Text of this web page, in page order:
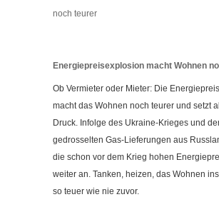
Verkauf und Vermietung
Online-Service
Stellenangebote
Kontakt
noch teurer
Energiepreisexplosion macht Wohnen
Ob Vermieter oder Mieter: Die
macht das Wohnen noch teurer und setzt
Druck. Infolge des Ukraine-Krieges und
gedrosselten Gas-Lieferungen aus
die schon vor dem Krieg hohen
weiter an. Tanken, heizen, das Wohnen
so teuer wie nie zuvor.